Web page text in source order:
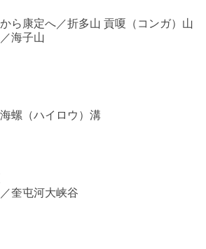
ら康定へ／折多山 貢嗄（コンガ）山
海子山
螺（ハイロウ）溝
奎屯河大峡谷